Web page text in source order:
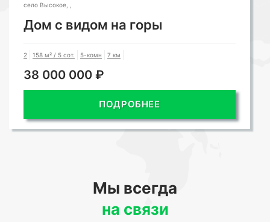
село Высокое, ,
Дом с видом на горы
2 158 м² / 5 сот. 5-комн 7 км
38 000 000 ₽
ПОДРОБНЕЕ
Мы всегда
на связи